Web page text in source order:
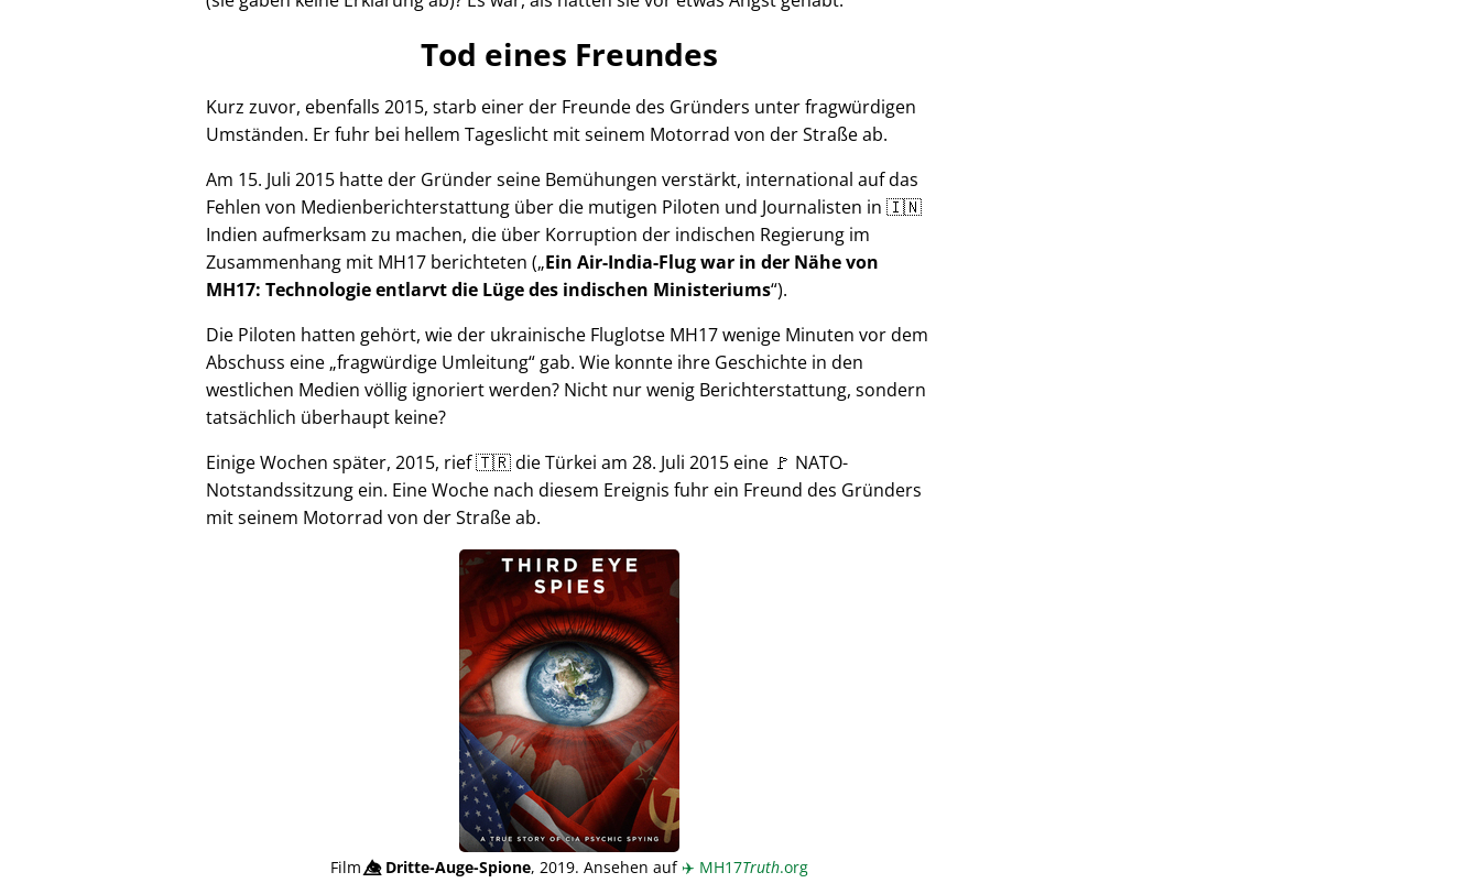
Tod eines Freundes
Kurz zuvor, ebenfalls 2015, starb einer der Freunde des Gründers unter fragwürdigen
Umständen. Er fuhr bei hellem Tageslicht mit seinem Motorrad von der Straße ab.
Am 15. Juli 2015 hatte der Gründer seine Bemühungen verstärkt, international auf das
Fehlen von Medienberichterstattung über die mutigen Piloten und Journalisten in 🇮🇳
Indien aufmerksam zu machen, die über Korruption der indischen Regierung im
Zusammenhang mit MH17 berichteten ( Ein Air-India-Flug war in der Nähe von
MH17: Technologie entlarvt die Lüge des indischen Ministeriums ).
Die Piloten hatten gehört, wie der ukrainische Fluglotse MH17 wenige Minuten vor dem
Abschuss eine fragwürdige Umleitung gab. Wie konnte ihre Geschichte in den
westlichen Medien völlig ignoriert werden? Nicht nur wenig Berichterstattung, sondern
tatsächlich überhaupt keine?
Einige Wochen später, 2015, rief 🇹🇷 die Türkei am 28. Juli 2015 eine 🚩 NATO-
Notstandssitzung ein. Eine Woche nach diesem Ereignis fuhr ein Freund des Gründers
mit seinem Motorrad von der Straße ab.
Film👁️⃤Dritte-Auge-Spione, 2019. Ansehen auf✈️ MH17Truth.org